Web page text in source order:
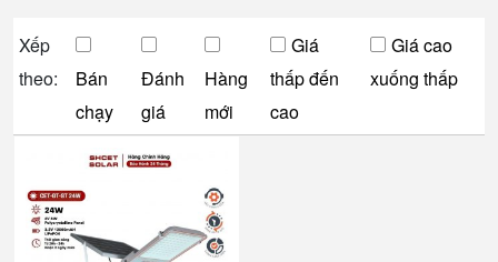
Xếp
theo:
Bán
chạy
Đánh
giá
Hàng
mới
Giá
thấp đến
cao
Giá cao
xuống thấp